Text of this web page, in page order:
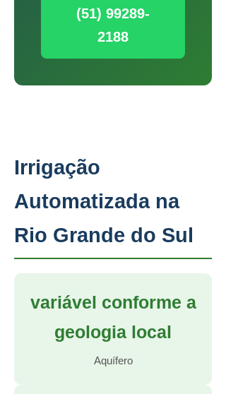
(51) 99289-
2188
Irrigação
Automatizada na
Rio Grande do Sul
variável conforme a
geologia local
Aquífero